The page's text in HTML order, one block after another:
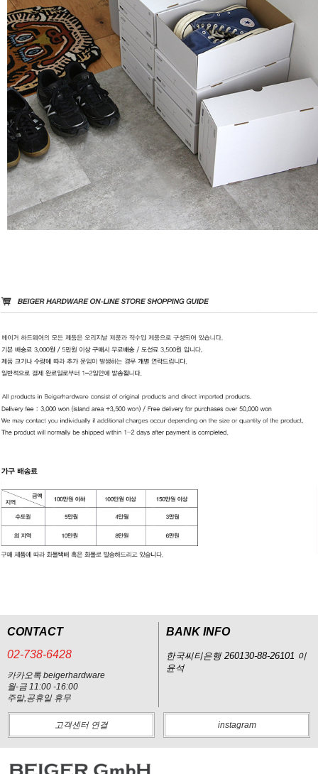
CONTACT
02-738-6428
카카오톡 beigerhardware
월-금 11:00 -16:00
주말,공휴일 휴무
BANK INFO
한국씨티은행 260130-88-26101 이
윤석
고객센터 연결 instagram